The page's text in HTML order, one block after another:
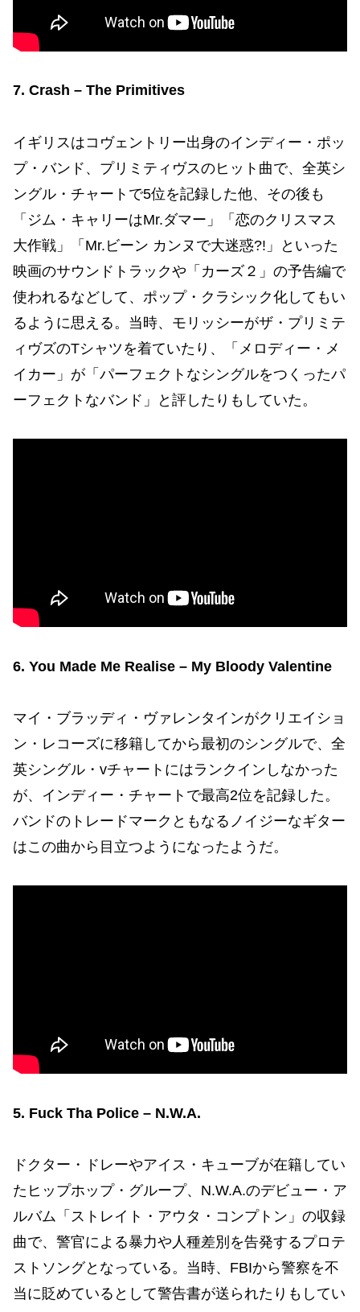
7. Crash – The Primitives
イギリスはコヴェントリー出身のインディー・ポッ
プ・バンド、プリミティヴスのヒット曲で、全英シ
ングル・チャートで5位を記録した他、その後も
「ジム・キャリーはMr.ダマー」「恋のクリスマス
大作戦」「Mr.ビーン カンヌで大迷惑?!」といった
映画のサウンドトラックや「カーズ２」の予告編で
使われるなどして、ポップ・クラシック化してもい
るように思える。当時、モリッシーがザ・プリミテ
ィヴズのTシャツを着ていたり、「メロディー・メ
イカー」が「パーフェクトなシングルをつくったパ
ーフェクトなバンド」と評したりもしていた。
6. You Made Me Realise – My Bloody Valentine
マイ・ブラッディ・ヴァレンタインがクリエイショ
ン・レコーズに移籍してから最初のシングルで、全
英シングル・vチャートにはランクインしなかった
が、インディー・チャートで最高2位を記録した。
バンドのトレードマークともなるノイジーなギター
はこの曲から目立つようになったようだ。
5. Fuck Tha Police – N.W.A.
ドクター・ドレーやアイス・キューブが在籍してい
たヒップホップ・グループ、N.W.A.のデビュー・ア
ルバム「ストレイト・アウタ・コンプトン」の収録
曲で、警官による暴力や人種差別を告発するプロテ
ストソングとなっている。当時、FBIから警察を不
当に貶めているとして警告書が送られたりもしてい